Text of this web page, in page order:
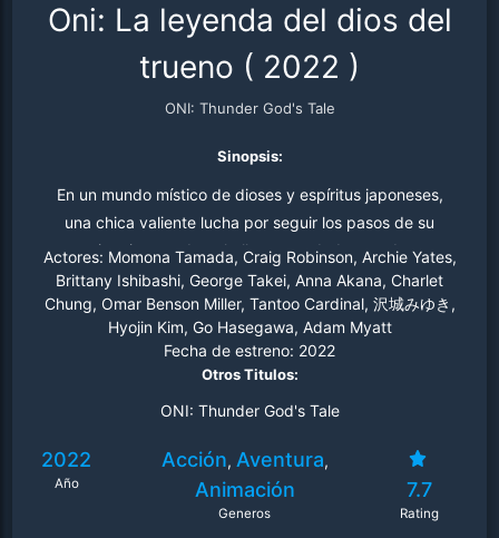
Oni: La leyenda del dios del
trueno ( 2022 )
ONI: Thunder God's Tale
Sinopsis:
En un mundo místico de dioses y espíritus japoneses,
una chica valiente lucha por seguir los pasos de su
misterioso padre y hallar su verdadero poder.
Actores: Momona Tamada, Craig Robinson, Archie Yates,
Brittany Ishibashi, George Takei, Anna Akana, Charlet
Chung, Omar Benson Miller, Tantoo Cardinal, 沢城みゆき,
Hyojin Kim, Go Hasegawa, Adam Myatt
Fecha de estreno: 2022
Otros Titulos:
ONI: Thunder God's Tale
2022
Año
Acción, Aventura,
Animación
Generos
7.7
Rating